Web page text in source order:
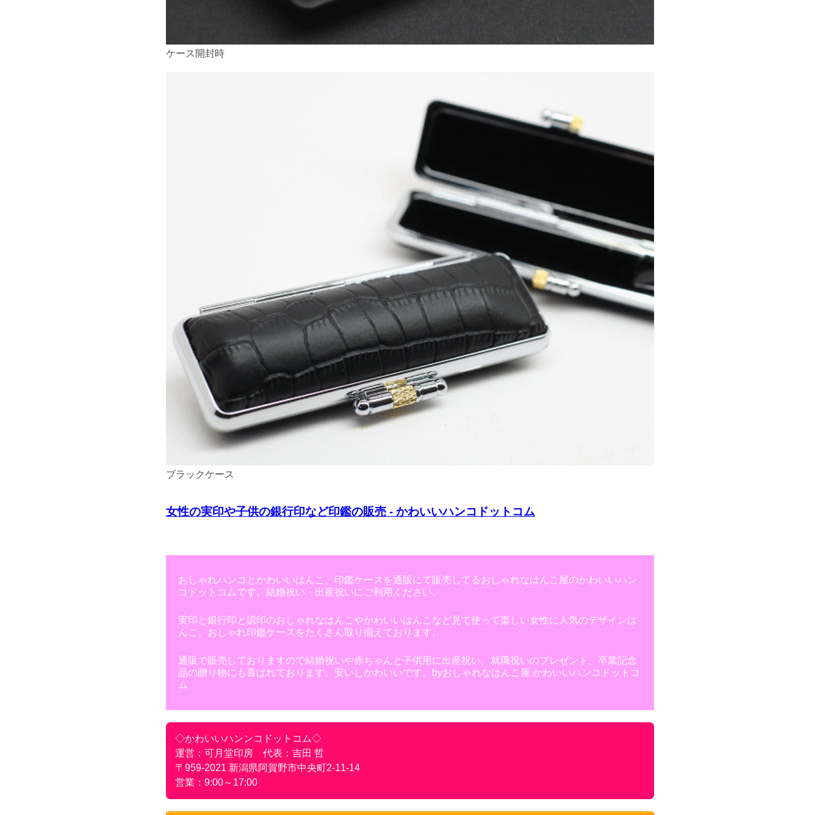
ケース開封時
ブラックケース
女性の実印や子供の銀行印など印鑑の販売 - かわいいハンコドットコム
おしゃれハンコとかわいいはんこ、印鑑ケースを通販にて販売してるおしゃれなはんこ屋のかわいいハン
コドットコムです。結婚祝い・出産祝いにご利用ください。
実印と銀行印と認印のおしゃれなはんこやかわいいはんこなど見て使って楽しい女性に人気のデザインは
んこ、おしゃれ印鑑ケースをたくさん取り揃えております。
通販で販売しておりますので結婚祝いや赤ちゃんと子供用に出産祝い、就職祝いのプレゼント、卒業記念
品の贈り物にも喜ばれております。安いしかわいいです。byおしゃれなはんこ屋 かわいいハンコドットコ
ム
◇かわいいハンンコドットコム◇
運営：可月堂印房 代表：吉田 哲
〒959-2021 新潟県阿賀野市中央町2-11-14
営業：9:00～17:00